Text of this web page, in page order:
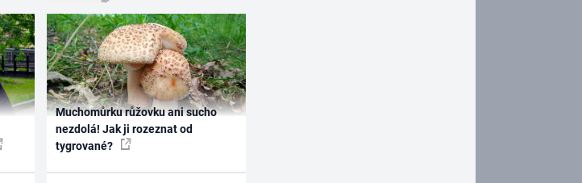
Muchomůrku růžovku ani sucho
nezdolá! Jak ji rozeznat od
tygrované?